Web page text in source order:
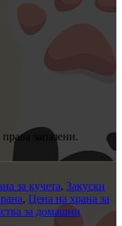
запазени.
за кучета, Закуски
, Цена на храна за
за домашни